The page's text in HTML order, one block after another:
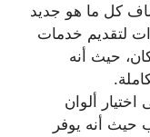
كل ما هو جديد
لتقديم خدمات
حيث أنه
ألوان
حيث أنه يوفر